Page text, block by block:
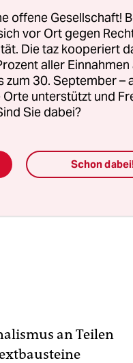
Die
an Teilen
offene Gesellschaft!
vor Ort gegen
Die taz kooperiert
aller
zum 30. September –
unterstützt und
Sie dabei?
Schon